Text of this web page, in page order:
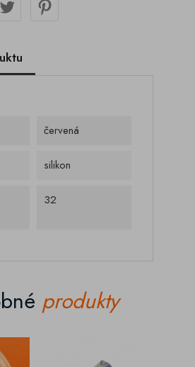
červená
silikon
32
produkty